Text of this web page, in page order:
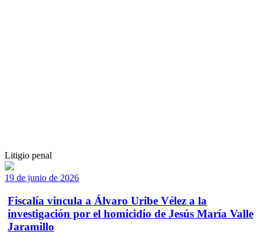
Litigio penal
19 de junio de 2026
Fiscalía vincula a Álvaro Uribe Vélez a la
investigación por el homicidio de Jesús María Valle
Jaramillo